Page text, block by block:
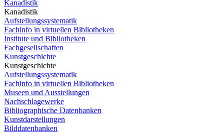
Kanadistik
Kanadistik
Aufstellungssystematik
Fachinfo in virtuellen Bibliotheken
Institute und Bibliotheken
Fachgesellschaften
Kunstgeschichte
Kunstgeschichte
Aufstellungssystematik
Fachinfo in virtuellen Bibliotheken
Museen und Ausstellungen
Nachschlagewerke
Bibliographische Datenbanken
Kunstdarstellungen
Bilddatenbanken